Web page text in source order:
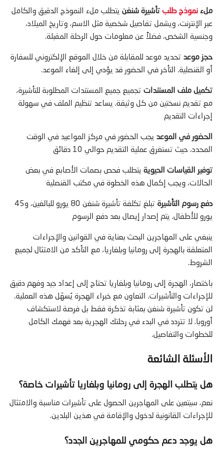
ملء نموذج طلب تأشيرة شنغن يتطلب ملء النموذج الدقيق والكامل
عبر الإنترنت، ويشمل تفاصيل شخصية مثل الاسم، وتاريخ الميلاد،
وجنسية الشخص، فضلاً عن معلومات حول الرحلة المقبلة.
حجز موعد تحديد موعد للمقابلة من خلال الموقع الإلكتروني للسفارة
أو القنصلية. التأخر في الحضور قد يؤدي إلى إلغاء الموعد.
تكميل ملف المستندات تجميع جميع المستندات المطلوبة للتأشيرة،
مع تقديم نسختين من كل وثيقة. يساعد تنظيم الملف في سهولة
إجراءات التقديم
الحضور في الموعد يجب الحضور في مركز المواعيد في الوقت
المحدد، حيث تستغرق عملية التقديم حوالي 10 دقائق
توفير القياسات الحيوية يتطلب فحص بصمات الأصابع في بعض
الحالات، ويجب إكمال هذه الخطوة في مكتب القنصلية
دفع رسوم التأشيرة
تبلغ تكلفة تأشيرة شنغن 80 يورو للبالغين، و45
يورو للأطفال. يتم إصدار إيصال بعد دفع الرسوم
ينبغي على المهاجرين البحث بعناية في القوانين والإجراءات
المتعلقة بالهجرة إلى رومانيا وبلغاريا، مع التأكد من الامتثال لجميع
الشروط.
باختصار، الهجرة إلى رومانيا وبلغاريا تحتاج إلى إعداد جيد وفهم دقيق
للإجراءات والتأشيرات. التعاون مع خبراء الهجرة يُسهّل هذه العملية.
لن تكون تأشيرة شنغن بمثابة تذكرة فقط بل فرصة لاستكشاف
أوروبا. لا تتردد في البدء في رحلتك الهجرية بعد فهمك الكامل
للخطوات والتفاصيل.
الأسئلة الشائعة
هل يتطلب الهجرة إلى رومانيا وبلغاريا تأشيرات خاصة؟
نعم، سيتعين على المهاجرين الحصول على تأشيرات مناسبة والامتثال
للإجراءات القانونية لدخول والإقامة في هذين البلدين.
هل يوجد دعم حكومي للمهاجرين الجدد؟